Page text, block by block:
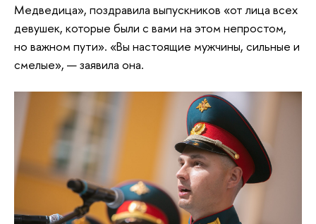
Медведица», поздравила выпускников «от лица всех
девушек, которые были с вами на этом непростом,
но важном пути». «Вы настоящие мужчины, сильные и
смелые», — заявила она.